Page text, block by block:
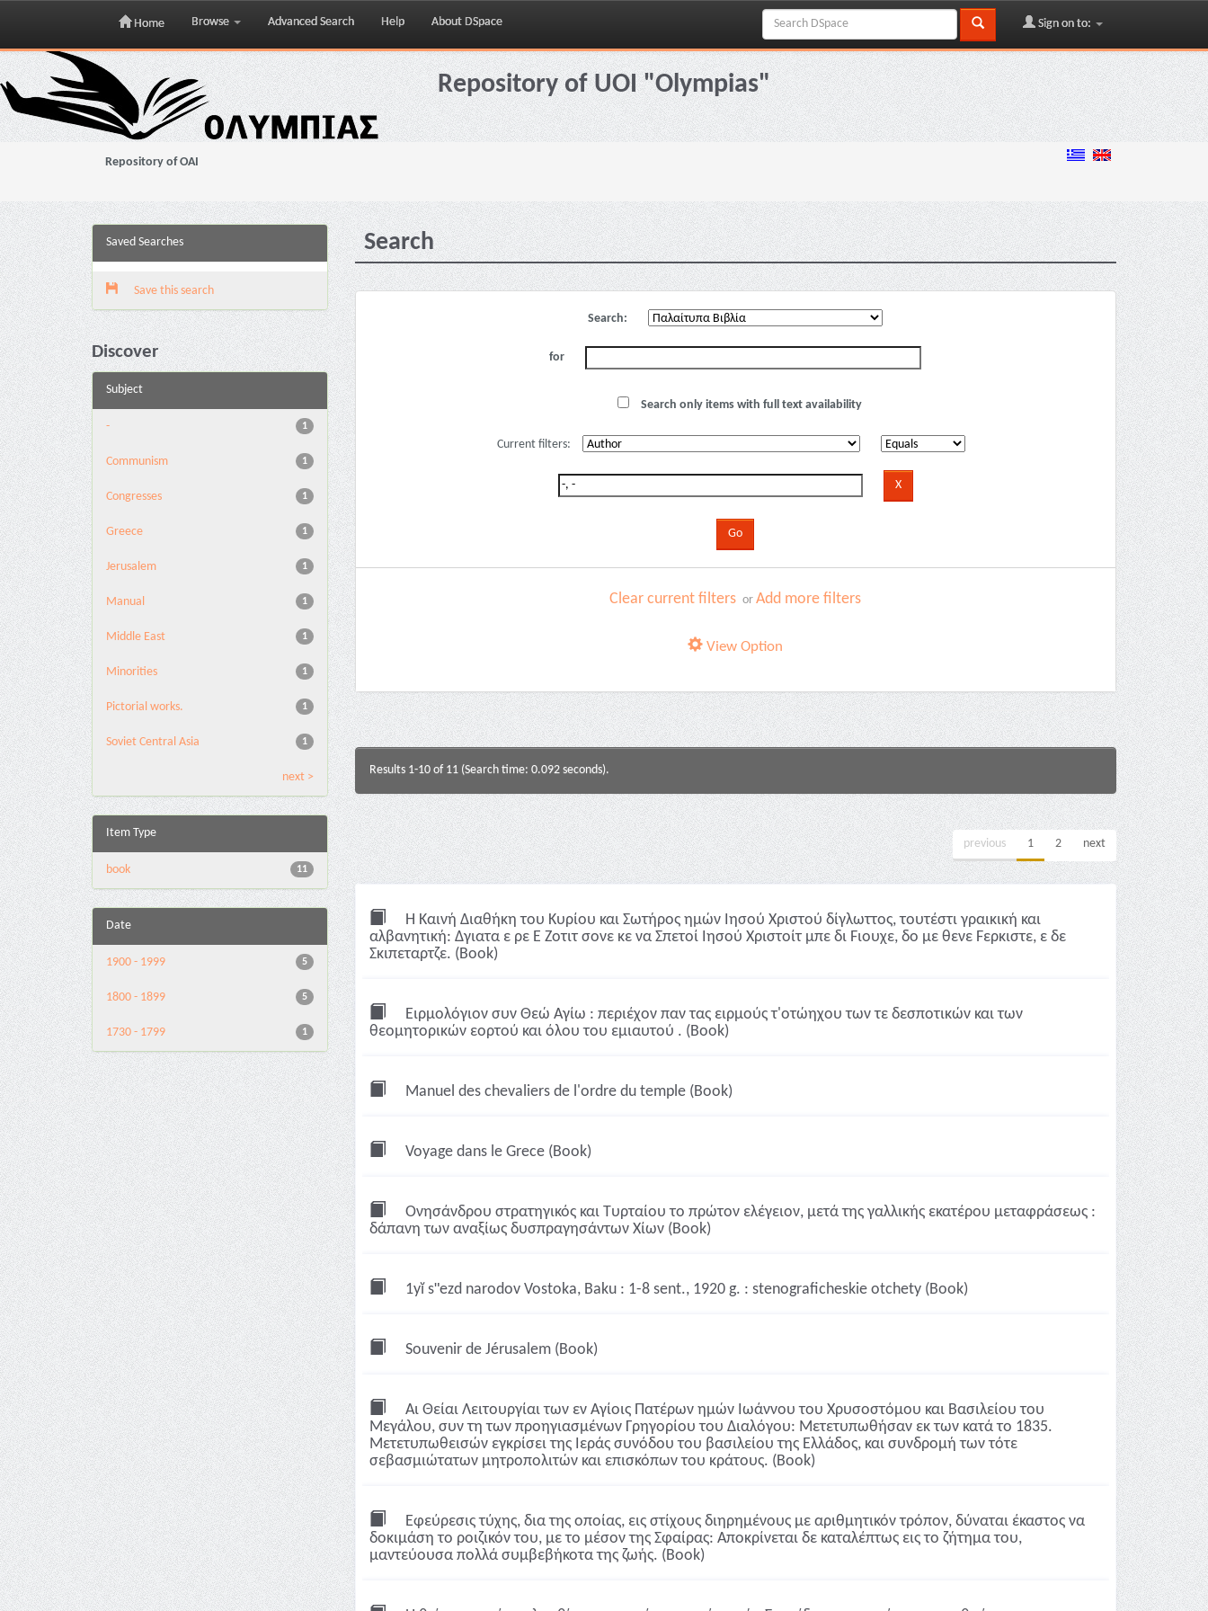
Skip
navigation
Home Browse Advanced Search Help About DSpace Sign on to:
Repository of UOI "Olympias"
Repository of OAI
Saved Searches
Save this search
Discover
Subject
1
-
1
Communism
1
Congresses
1
Greece
1
Jerusalem
1
Manual
1
Middle East
1
Minorities
1
Pictorial works.
1
Soviet Central Asia
next >
Item Type
11
book
Date
5
1900 - 1999
5
1800 - 1899
1
1730 - 1799
Search
Search:
for
Search only items with full text availability
Current filters:
Clear current filters orAdd more filters
View Option
Results 1-10 of 11 (Search time: 0.092 seconds).
previous 1 2 next
Η Καινή Διαθήκη του Κυρίου και Σωτήρος ημών Ιησού Χριστού δίγλωττος, τουτέστι γραικική και
αλβανητική: Δγιατα ε ρε Ε Ζοτιτ σονε κε να Σπετοί Ιησού Χριστοίτ μπε δι Fιουχε, δο με θενε Fερκιστε, ε δε
Σκιπεταρτζε. (Book)
Ειρμολόγιον συν Θεώ Αγίω : περιέχον παν τας ειρμούς τ'οτώηχου των τε δεσποτικών και των
θεομητορικών εορτού και όλου του εμιαυτού . (Book)
Manuel des chevaliers de l'ordre du temple (Book)
Voyage dans le Grece (Book)
Ονησάνδρου στρατηγικός και Τυρταίου το πρώτον ελέγειον, μετά της γαλλικής εκατέρου μεταφράσεως :
δάπανη των αναξίως δυσπραγησάντων Χίων (Book)
1yĭ sʺezd narodov Vostoka, Baku : 1-8 sent., 1920 g. : stenograficheskie otchety (Book)
Souvenir de Jérusalem (Book)
Αι Θείαι Λειτουργίαι των εν Αγίοις Πατέρων ημών Ιωάννου του Χρυσοστόμου και Βασιλείου του
Μεγάλου, συν τη των προηγιασμένων Γρηγορίου του Διαλόγου: Μετετυπωθήσαν εκ των κατά το 1835.
Μετετυπωθεισών εγκρίσει της Ιεράς συνόδου του βασιλείου της Ελλάδος, και συνδρομή των τότε
σεβασμιώτατων μητροπολιτών και επισκόπων του κράτους. (Book)
Εφεύρεσις τύχης, δια της οποίας, εις στίχους διηρημένους με αριθμητικόν τρόπον, δύναται έκαστος να
δοκιμάση το ροιζικόν του, με το μέσον της Σφαίρας: Αποκρίνεται δε καταλέπτως εις το ζήτημα του,
μαντεύουσα πολλά συμβεβήκοτα της ζωής. (Book)